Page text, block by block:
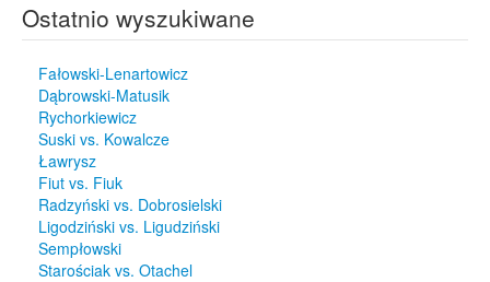
Ostatnio wyszukiwane
Fałowski-Lenartowicz
Dąbrowski-Matusik
Rychorkiewicz
Suski vs. Kowalcze
Ławrysz
Fiut vs. Fiuk
Radzyński vs. Dobrosielski
Ligodziński vs. Ligudziński
Sempłowski
Starościak vs. Otachel